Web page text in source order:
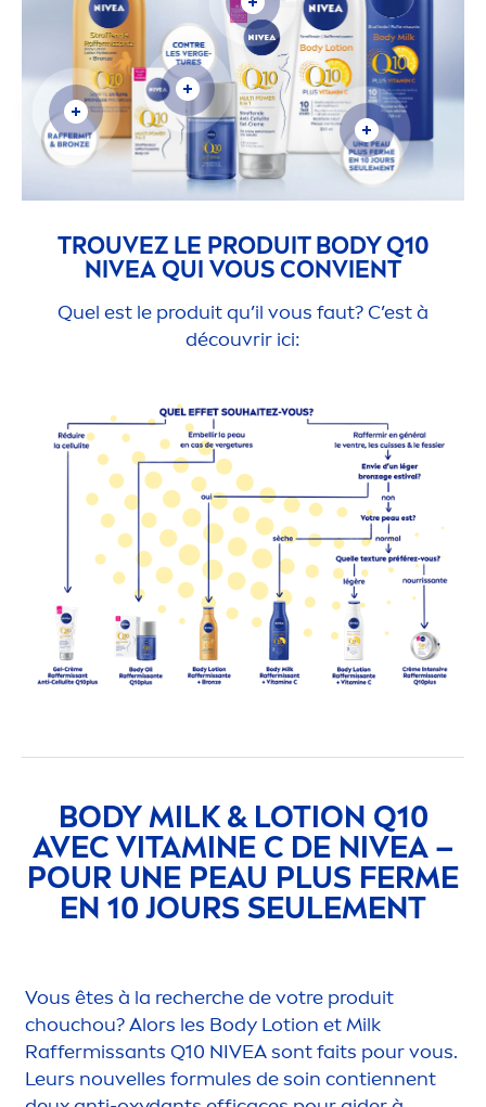
TROUVEZ LE PRODUIT BODY Q10
NIVEAQUI VOUS CONVIENT
Quel est le produit qu’il vous faut? C’est à
découvrir ici:
BODY MILK & LOTION Q10
AVEC VITAMINE C DE NIVEA–
POUR UNE PEAU PLUS FERME
EN 10 JOURS SEULEMENT
Vous êtes à la recherche de votre produit
chouchou? Alors les Body Lotion et Milk
Raffermissants Q10 NIVEAsont faits pour vous.
Leurs nouvelles formules de soin contiennent